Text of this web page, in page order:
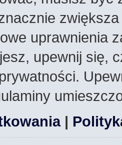
uprawnienia
upewnij się,
|